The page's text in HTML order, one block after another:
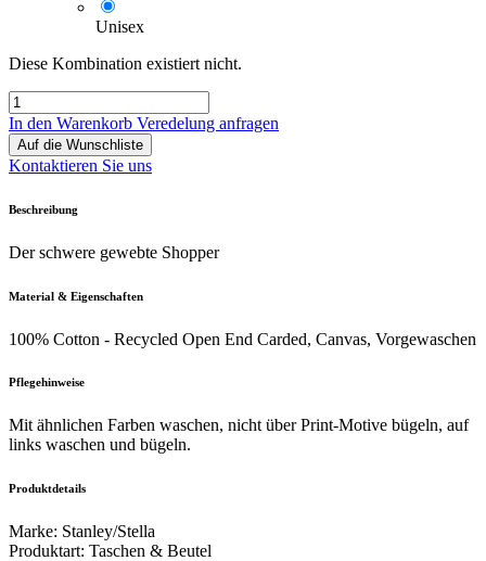
Unisex
Diese Kombination existiert nicht.
In den Warenkorb Veredelung anfragen
Auf die Wunschliste
Kontaktieren Sie uns
Beschreibung
Der schwere gewebte Shopper
Material & Eigenschaften
100% Cotton - Recycled Open End Carded, Canvas, Vorgewaschen
Pflegehinweise
Mit ähnlichen Farben waschen, nicht über Print-Motive bügeln, auf
links waschen und bügeln.
Produktdetails
Marke: Stanley/Stella
Produktart: Taschen & Beutel